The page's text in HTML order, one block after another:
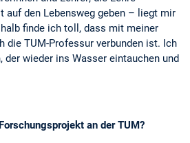
auf den Lebensweg geben – liegt mir
finde ich toll, dass mit meiner
die TUM-Professur verbunden ist. Ich
wieder ins Wasser eintauchen und
an der TUM?